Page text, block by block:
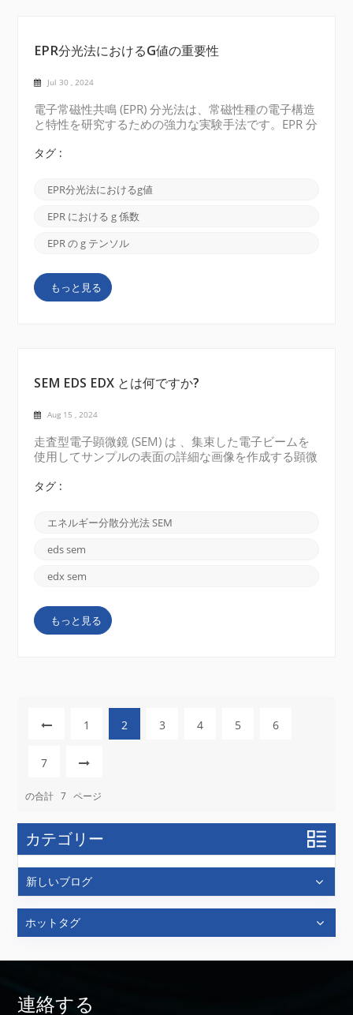
EPR分光法におけるg値の重要性
Jul 30 , 2024
電子常磁性共鳴 (EPR) 分光法は、常磁性種の電子構造
と特性を研究するための強力な実験手法です。EPR 分
環境を理解する上で g 値が重要な役割を果たします。
重要性について説明します。 1. g値の理解: g 値、ス
ペクトル分割係数、またはランデ g 係数は、常磁性シ
ステムにおける磁場と不対電子のエネルギー レベル
を決定し、常磁性種を識別して特徴付けるために使用
計算されます。 g = (hf)/(μB * B) どこ gはスペクト
ル分割係数である hはプランク定数である fはEPR信
号周波数である μBはボー...
タグ :
EPR分光法におけるg値
EPR における g 係数
EPR の g テンソル
もっと見る
SEM EDS EDX とは何ですか?
Aug 15 , 2024
走査型電子顕微鏡 (SEM) は 、集束した電子ビームを
使用してサンプルの表面の詳細な画像を作成する顕微
ーンでスキャンし、電子ビームとサンプルの表面との
形成に使用されます。SEM は高解像度の 3 次元表面
画像を提供し、材料特性評価、ナノテクノロジー、生
物学研究など、さまざまな分野で広く使用されていま
SEM でよく使用される分析技術です。サンプルに電
X 線を検出します。これらの X 線のエネルギーと強度
から、サンプルの元素組成に関する情報が得られま
す。SEM EDS を使用すると、サンプル内に存在する
タグ :
エネルギー分散分光法 SEM
eds sem
edx sem
もっと見る
1 2 3 4 5 6
7
の合計 7 ページ
カテゴリー
新しいブログ
ホットタグ
連絡する